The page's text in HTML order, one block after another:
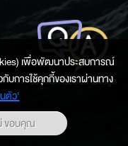
ช่องทางการสอบถามข้อมูล
เพื่อพัฒนาประสบการณ์
บการใช้คุกกี้ของเราผ่านทาง
ตัว'
ขอบคุณ